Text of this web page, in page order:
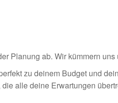
Planung ab. Wir kümmern
zu deinem Budget und
alle deine Erwartungen